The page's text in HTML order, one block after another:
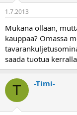
1.7.2013
Mukana ollaan,
kauppaa? Omassa
saada tuotua
T -Timi-